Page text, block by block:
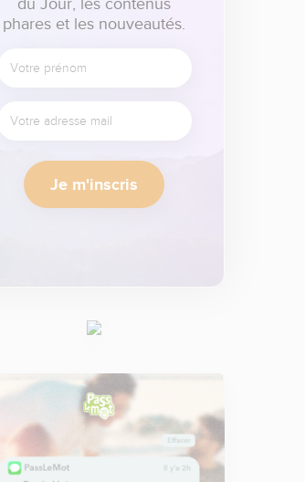
du Jour, les contenus
phares et les nouveautés.
Je m'inscris